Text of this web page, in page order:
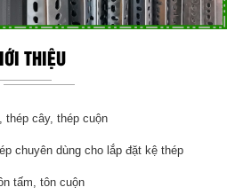
THIỆU
thép cây, thép cuộn
chuyên dùng cho lắp đặt kệ thép
tấm, tôn cuộn